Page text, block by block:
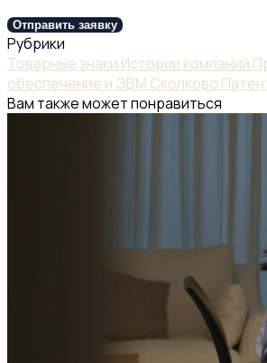
Отправить заявку
Рубрики
Товарные знаки Истории компаний
обеспечение и ЭВМ Сколково
Вам также может понравиться